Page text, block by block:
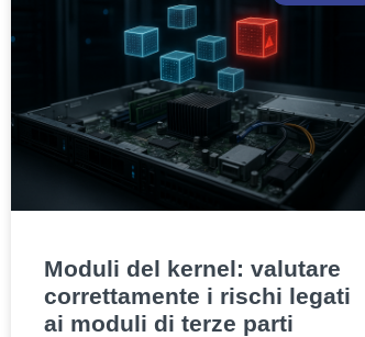
Moduli del kernel: valutare
correttamente i rischi legati
ai moduli di terze parti